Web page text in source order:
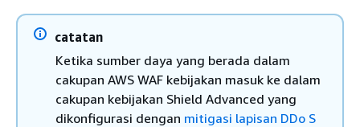
catatan
Ketika sumber daya yang berada dalam
cakupan AWS WAF kebijakan masuk ke dalam
cakupan kebijakan Shield Advanced yang
dikonfigurasi dengan mitigasi lapisan DDo S